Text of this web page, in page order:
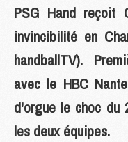
PSG Hand reçoit
invincibilité en
handballTV).
avec le HBC
d'orgue le choc du
les deux équipes.